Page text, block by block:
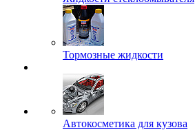
Тормозные жидкости
Автокосметика для кузова